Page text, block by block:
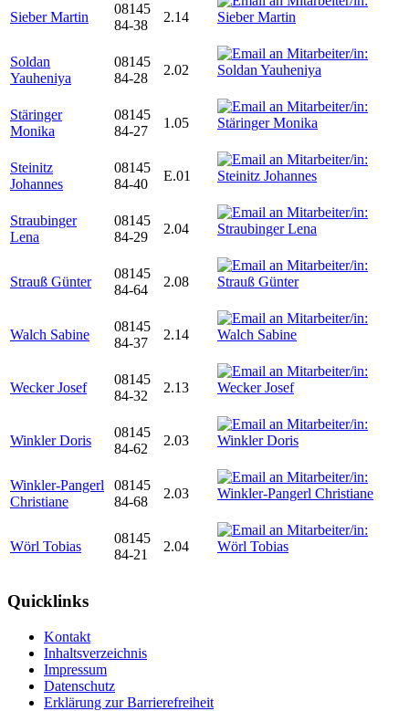
Sieber Martin
08145
84-38
2.14
Soldan
Yauheniya
08145
84-28
2.02
Stäringer
Monika
08145
84-27
1.05
Steinitz
Johannes
08145
84-40
E.01
Straubinger
Lena
08145
84-29
2.04
Strauß Günter
08145
84-64
2.08
Walch Sabine
08145
84-37
2.14
Wecker Josef
08145
84-32
2.13
Winkler Doris
08145
84-62
2.03
Winkler-Pangerl
Christiane
08145
84-68
2.03
Wörl Tobias
08145
84-21
2.04
Quicklinks
Kontakt
Inhaltsverzeichnis
Impressum
Datenschutz
Erklärung zur Barrierefreiheit